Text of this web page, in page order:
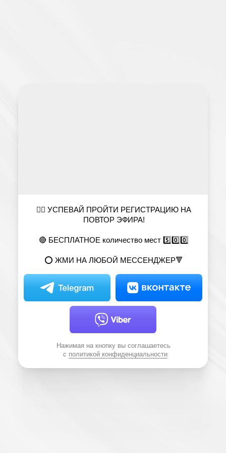
👇🏿 УСПЕВАЙ ПРОЙТИ РЕГИСТРАЦИЮ НА
ПОВТОР ЭФИРА!
🔴 БЕСПЛАТНОЕ количество мест 5️⃣0️⃣0️⃣
⭕️ ЖМИ НА ЛЮБОЙ МЕССЕНДЖЕР🔻
Нажимая на кнопку вы соглашаетесь
с политикой конфиденциальности